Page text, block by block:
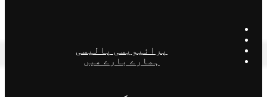
پرائیویسی پالیسی
ہمارے بارے میں